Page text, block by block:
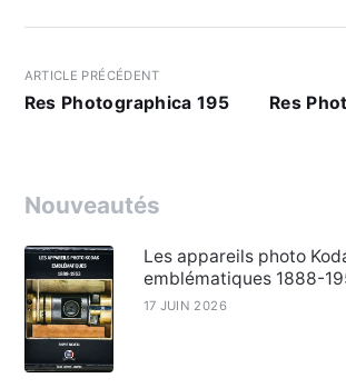
ARTICLE PRÉCÉDENT
Res Photographica 195 Res
Nouveautés
Les appareils photo
emblématiques 1888-
17 JUIN 2026